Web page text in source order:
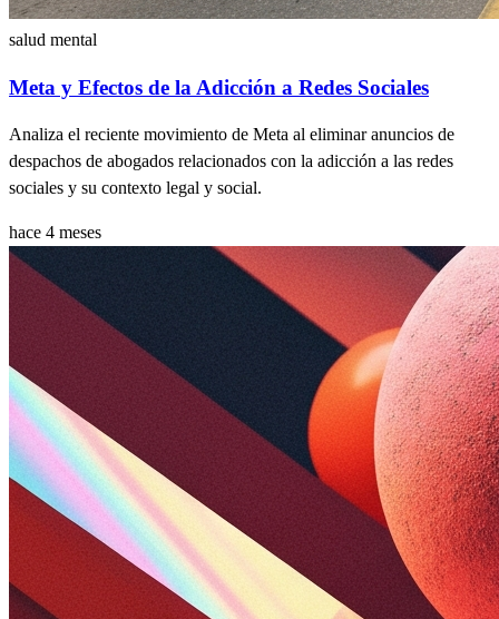
salud mental
Meta y Efectos de la Adicción a Redes Sociales
Analiza el reciente movimiento de Meta al eliminar anuncios de
despachos de abogados relacionados con la adicción a las redes
sociales y su contexto legal y social.
hace 4 meses